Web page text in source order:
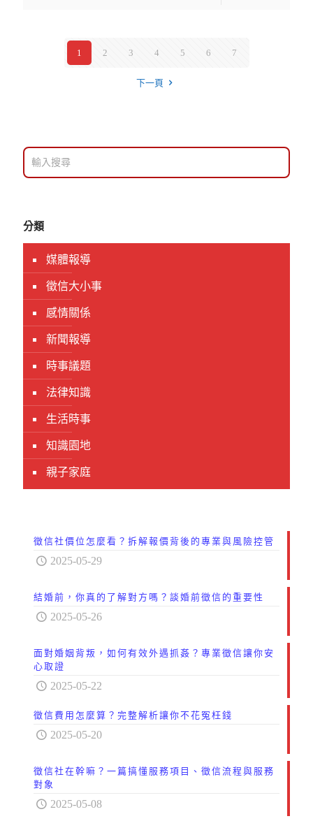
1 2 3 4 5 6 7
下一頁
分類
媒體報導
徵信大小事
感情關係
新聞報導
時事議題
法律知識
生活時事
知識園地
親子家庭
徵信社價位怎麼看？拆解報價背後的專業與風險控管
2025-05-29
結婚前，你真的了解對方嗎？談婚前徵信的重要性
2025-05-26
面對婚姻背叛，如何有效外遇抓姦？專業徵信讓你安
心取證
2025-05-22
徵信費用怎麼算？完整解析讓你不花冤枉錢
2025-05-20
徵信社在幹嘛？一篇搞懂服務項目、徵信流程與服務
對象
2025-05-08